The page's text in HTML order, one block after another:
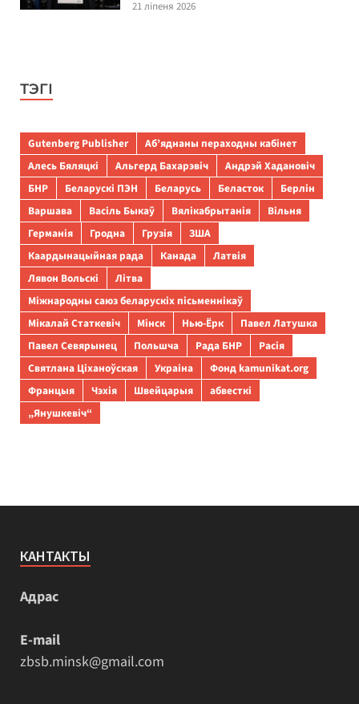
21 ліпеня 2026
ТЭГІ
Gutenberg Publisher
Аб’яднаны пераходны кабінет
Алесь Бяляцкі
Альгерд Бахарэвіч
Андрэй Хадановіч
БНР
Беларускі ПЭН Беларусь Беласток
Берлін
Варшава
Васіль Быкаў Вялікабрытанія
Вільня
Германія
Гродна Грузія
ЗША
Каардынацыйная рада
Канада
Латвія
Лявон Вольскі
Літва
Міжнародны саюз беларускіх пісьменнікаў
Мікалай Статкевіч
Мінск Нью-Ёрк
Павел Латушка
Павел Севярынец
Польшча Рада БНР
Расія
Святлана Ціханоўская
Украіна
Фонд kamunikat.org
Францыя
Чэхія Швейцарыя
абвесткі
„Янушкевіч“
КАНТАКТЫ
Адрас
E-mail
zbsb.minsk@gmail.com